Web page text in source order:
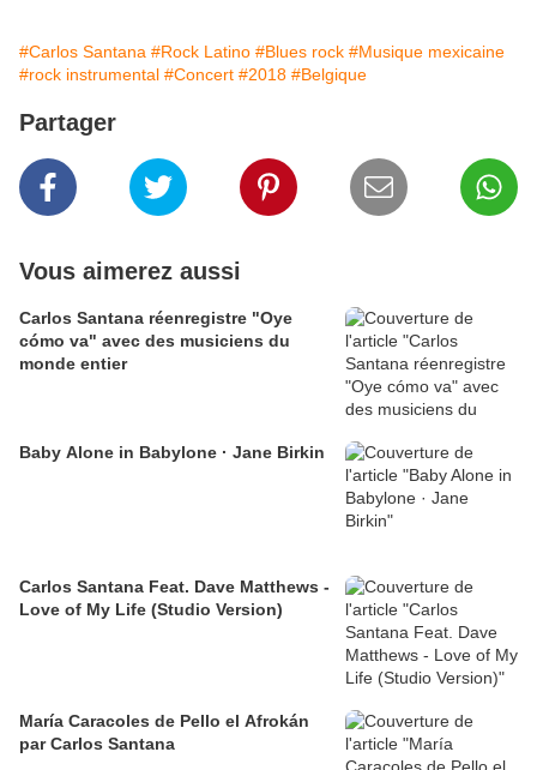
#Carlos Santana #Rock Latino #Blues rock #Musique mexicaine
#rock instrumental #Concert #2018 #Belgique
Partager
Vous aimerez aussi
Carlos Santana réenregistre "Oye
cómo va" avec des musiciens du
monde entier
Baby Alone in Babylone · Jane Birkin
Carlos Santana Feat. Dave Matthews -
Love of My Life (Studio Version)
María Caracoles de Pello el Afrokán
par Carlos Santana